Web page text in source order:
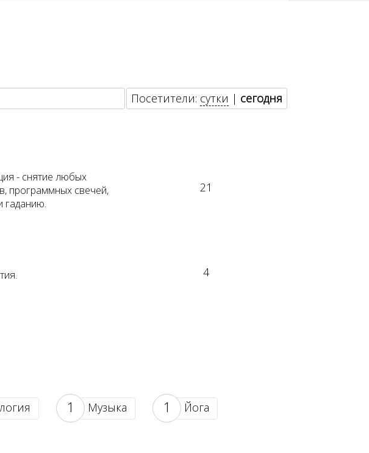
Посетители: сутки | сегодня
- снятие любых
программных свечей,
гаданию.
21
4
1 Музыка 1 Йога